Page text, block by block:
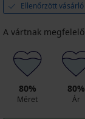
Ellenőrzött vásárló
A vártnak
80%
Méret
80%
Ár